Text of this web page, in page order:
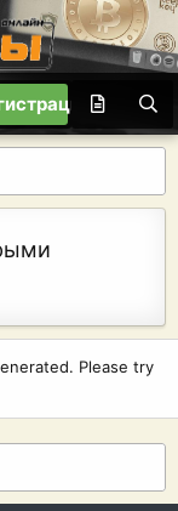
Please try